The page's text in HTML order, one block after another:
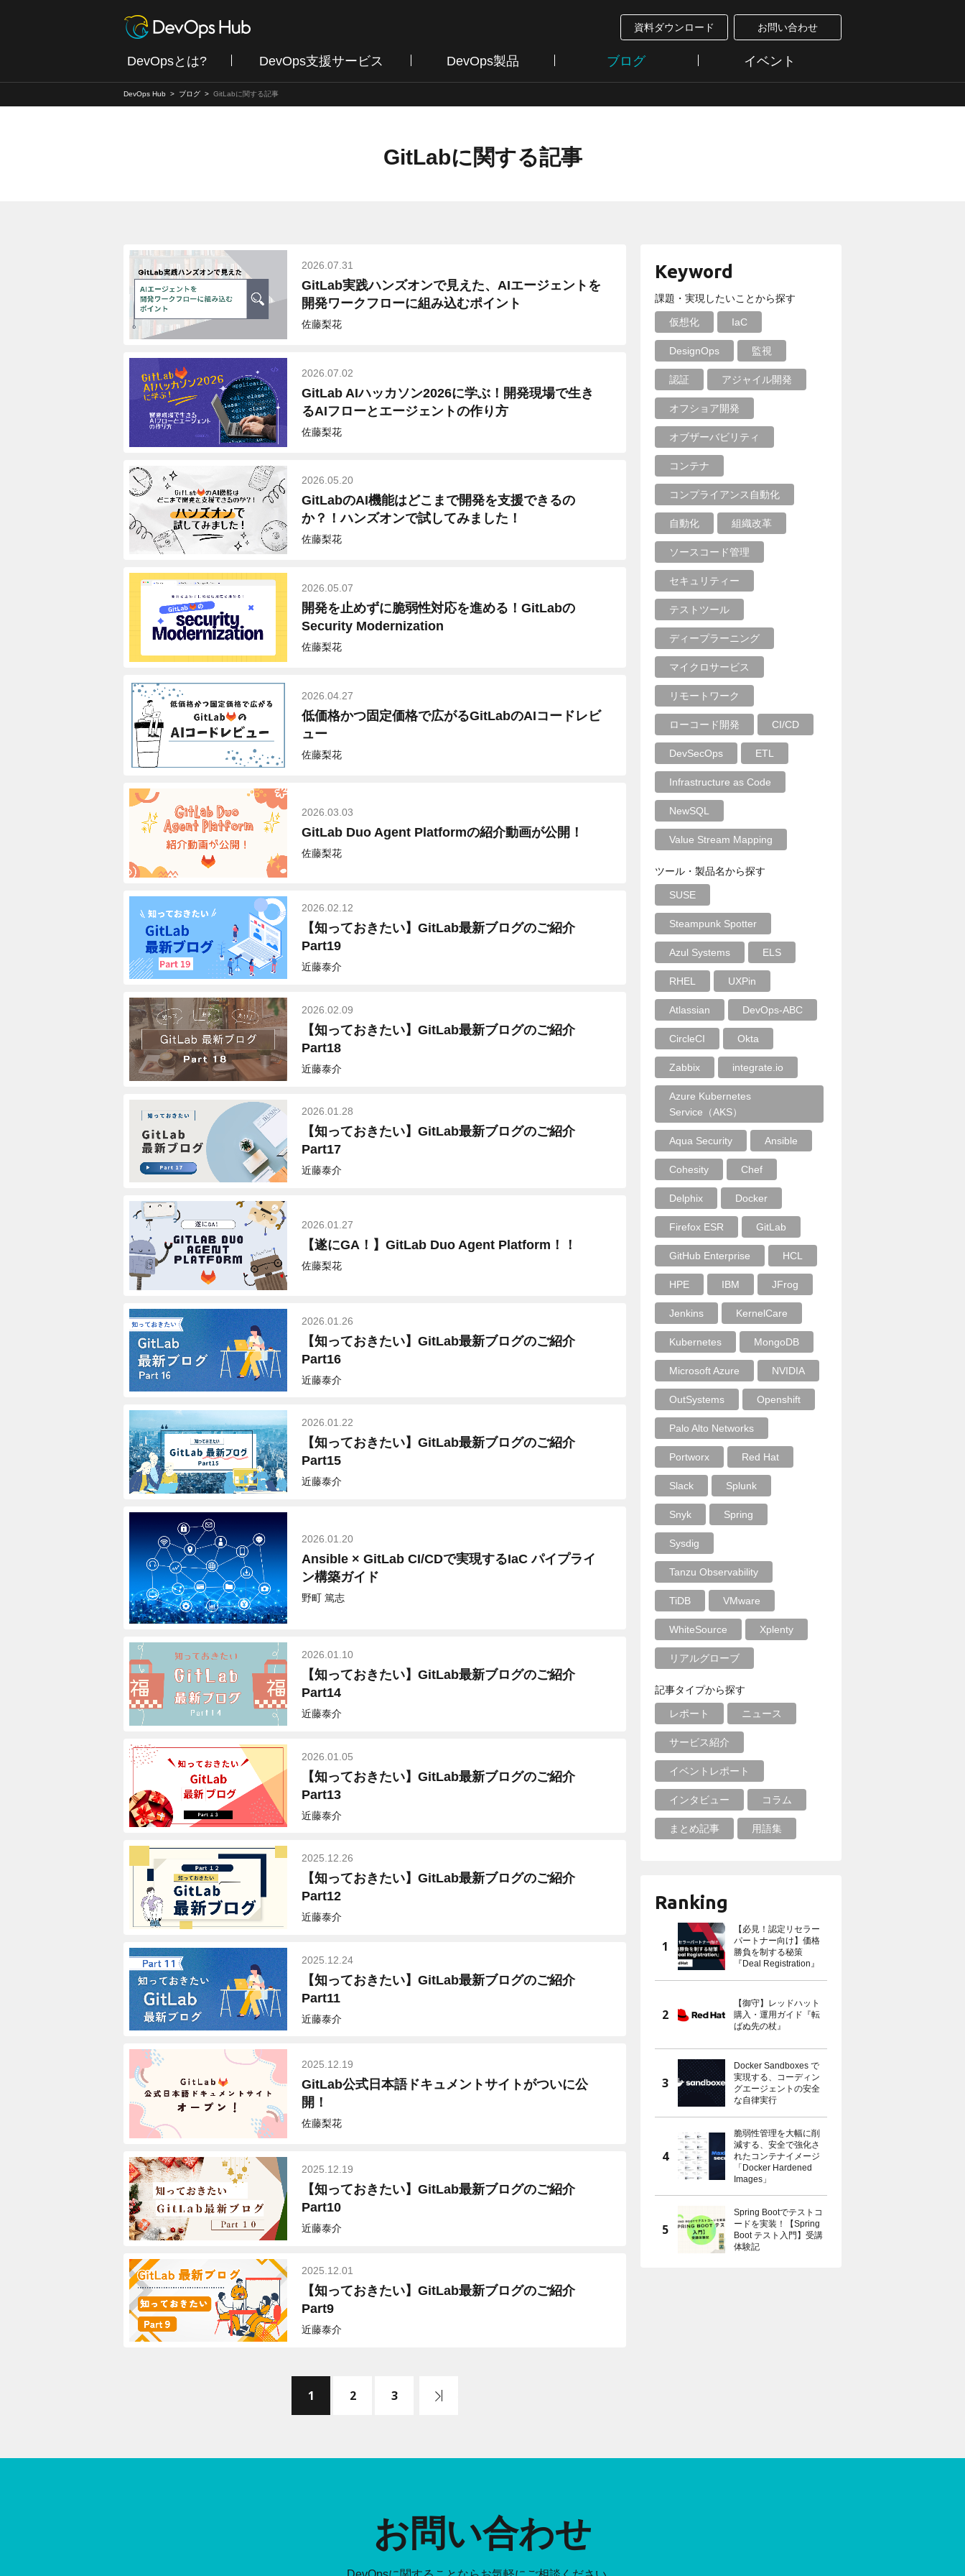
資料ダウンロード お問い合わせ
DevOpsとは? DevOps支援サービス DevOps製品 ブログ イベント
DevOps Hub ブログ GitLabに関する記事
GitLabに関する記事
2026.07.31
GitLab実践ハンズオンで見えた、AIエージェントを
開発ワークフローに組み込むポイント
佐藤梨花
2026.07.02
GitLab AIハッカソン2026に学ぶ！開発現場で生き
るAIフローとエージェントの作り方
佐藤梨花
2026.05.20
GitLabのAI機能はどこまで開発を支援できるの
か？！ハンズオンで試してみました！
佐藤梨花
2026.05.07
開発を止めずに脆弱性対応を進める！GitLabの
Security Modernization
佐藤梨花
2026.04.27
低価格かつ固定価格で広がるGitLabのAIコードレビ
ュー
佐藤梨花
2026.03.03
GitLab Duo Agent Platformの紹介動画が公開！
佐藤梨花
2026.02.12
【知っておきたい】GitLab最新ブログのご紹介
Part19
近藤泰介
2026.02.09
【知っておきたい】GitLab最新ブログのご紹介
Part18
近藤泰介
2026.01.28
【知っておきたい】GitLab最新ブログのご紹介
Part17
近藤泰介
2026.01.27
【遂にGA！】GitLab Duo Agent Platform！！
佐藤梨花
2026.01.26
【知っておきたい】GitLab最新ブログのご紹介
Part16
近藤泰介
2026.01.22
【知っておきたい】GitLab最新ブログのご紹介
Part15
近藤泰介
2026.01.20
Ansible × GitLab CI/CDで実現するIaC パイプライ
ン構築ガイド
野町 篤志
2026.01.10
【知っておきたい】GitLab最新ブログのご紹介
Part14
近藤泰介
2026.01.05
【知っておきたい】GitLab最新ブログのご紹介
Part13
近藤泰介
2025.12.26
【知っておきたい】GitLab最新ブログのご紹介
Part12
近藤泰介
2025.12.24
【知っておきたい】GitLab最新ブログのご紹介
Part11
近藤泰介
2025.12.19
GitLab公式日本語ドキュメントサイトがついに公
開！
佐藤梨花
2025.12.19
【知っておきたい】GitLab最新ブログのご紹介
Part10
近藤泰介
2025.12.01
【知っておきたい】GitLab最新ブログのご紹介
Part9
近藤泰介
1 2 3
Keyword
課題・実現したいことから探す
仮想化 IaC
DesignOps 監視
認証 アジャイル開発
オフショア開発
オブザーバビリティ
コンテナ
コンプライアンス自動化
自動化 組織改革
ソースコード管理
セキュリティー
テストツール
ディープラーニング
マイクロサービス
リモートワーク
ローコード開発 CI/CD
DevSecOps ETL
Infrastructure as Code
NewSQL
Value Stream Mapping
ツール・製品名から探す
SUSE
Steampunk Spotter
Azul Systems ELS
RHEL UXPin
Atlassian DevOps-ABC
CircleCI Okta
Zabbix integrate.io
Azure Kubernetes
Service（AKS）
Aqua Security Ansible
Cohesity Chef
Delphix Docker
Firefox ESR GitLab
GitHub Enterprise HCL
HPE IBM JFrog
Jenkins KernelCare
Kubernetes MongoDB
Microsoft Azure NVIDIA
OutSystems Openshift
Palo Alto Networks
Portworx Red Hat
Slack Splunk
Snyk Spring
Sysdig
Tanzu Observability
TiDB VMware
WhiteSource Xplenty
リアルグローブ
記事タイプから探す
レポート ニュース
サービス紹介
イベントレポート
インタビュー コラム
まとめ記事 用語集
Ranking
【必見！認定リセラー
パートナー向け】価格
勝負を制する秘策
『Deal Registration』
【御守】レッドハット
購入・運用ガイド『転
ばぬ先の杖』
Docker Sandboxes で
実現する、コーディン
グエージェントの安全
な自律実行
脆弱性管理を大幅に削
減する、安全で強化さ
れたコンテナイメージ
「Docker Hardened
Images」
Spring Bootでテストコ
ードを実装！【Spring
Boot テスト入門】受講
体験記
お問い合わせ